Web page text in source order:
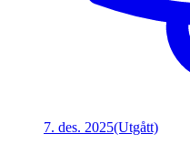
7. des. 2025(Utgått)